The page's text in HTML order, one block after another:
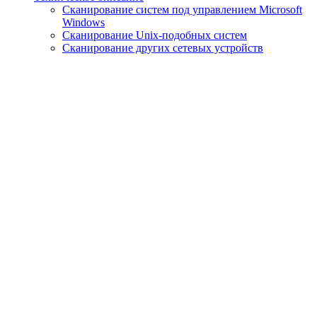
Сканирование систем под управлением Microsoft
Windows
Сканирование Unix-подобных систем
Сканирование других сетевых устройств